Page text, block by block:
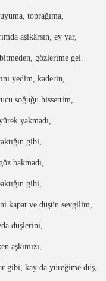
toprağıma,
aşikârsın, ey yar,
gözlerime gel.
yedim, kaderin,
soğuğu hissettim,
yakmadı,
gibi,
bakmadı,
gibi,
kapat ve düşün sevgilim,
düşlerini,
aşkımızı,
gibi, kay da yüreğime düş,